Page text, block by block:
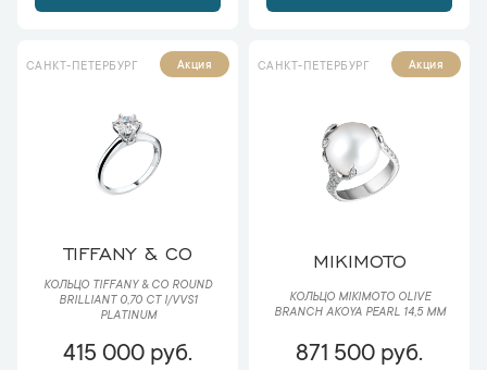
САНКТ-ПЕТЕРБУРГ Акция
TIFFANY & CO
КОЛЬЦО TIFFANY & CO ROUND
BRILLIANT 0,70 CT I/VVS1
PLATINUM
415 000 руб.
САНКТ-ПЕТЕРБУРГ Акция
MIKIMOTO
КОЛЬЦО MIKIMOTO OLIVE
BRANCH AKOYA PEARL 14,5 MM
871 500 руб.